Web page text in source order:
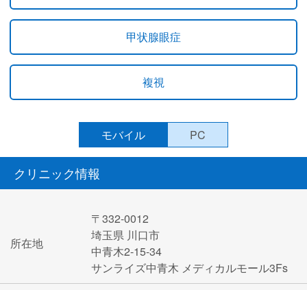
甲状腺眼症
複視
モバイル PC
クリニック情報
所在地
〒332-0012
埼玉県 川口市
中青木2-15-34
サンライズ中青木 メディカルモール3Fs